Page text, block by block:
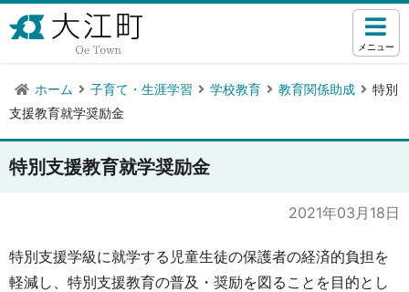
メニュー
ホーム 子育て・生涯学習 学校教育 教育関係助成
特別
支援教育就学奨励金
特別支援教育就学奨励金
2021年03月18日
特別支援学級に就学する児童生徒の保護者の経済的負担を
軽減し、特別支援教育の普及・奨励を図ることを目的とし